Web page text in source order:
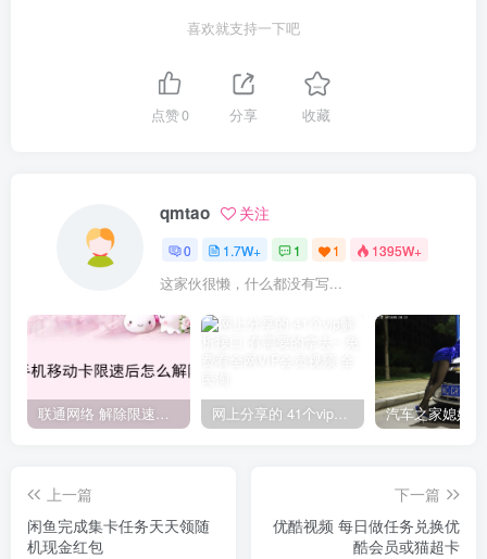
喜欢就支持一下吧
点赞0 分享 收藏
qmtao 关注
0 1.7W+ 1 1 1395W+
这家伙很懒，什么都没有写...
联通网络 解除限速方法参考！畅享、畅玩、老白干等及其它地区自测了 网上分享的 41个vip解析接口 有需要的拿去~ 免费看全网VIP会员视频
上一篇
闲鱼完成集卡任务天天领随
机现金红包
下一篇
优酷视频 每日做任务兑换优
酷会员或猫超卡